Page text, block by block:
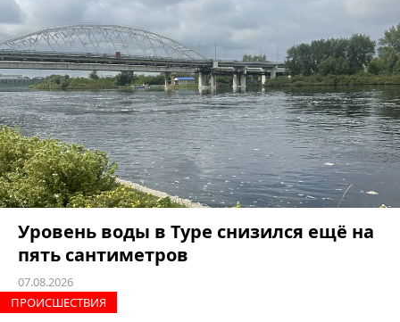
Уровень воды в Туре снизился ещё на
пять сантиметров
07.08.2026
ПРОИCШЕСТВИЯ